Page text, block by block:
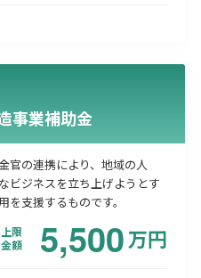
事業補助金
官の連携により、地域の人
ビジネスを立ち上げようとす
支援するものです。
上限
金額
5,500万円